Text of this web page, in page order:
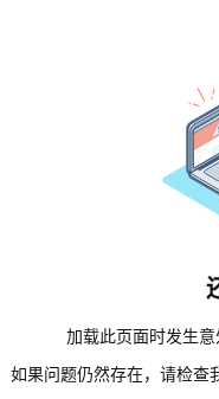
加载此页面时发生意
如果问题仍然存在，请检查